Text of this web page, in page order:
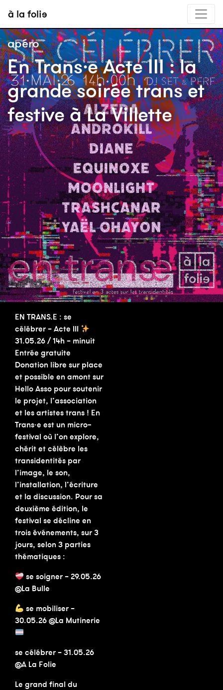
à la folie
En Trans·e Acte III : la
grande soirée trans et
festive à La Villette
apéro
EN TRANS.E : se
célébrer – Acte III
31.05.26 / 14h – minuit
Entrée gratuite
Donation libre sur place
et possible en amont sur
Hello Asso pour soutenir
le projet, l’association
et les artistes trans ! En
Trans·e est un micro-
festival où l’on explore,
chérit et célèbre les
transidentités par
l’image, le son,
l’installation, l’écriture
et la discussion. Pour sa
deuxième édition, le
festival se décline en
trois événements, sur 3
jours, selon 3 parties
thématiques :
se soigner – 29.05.26
@La Bulle
se mobiliser –
30.05.26 @La Mutinerie
se célébrer – 31.05.26
@A La Folie
Le grand final du